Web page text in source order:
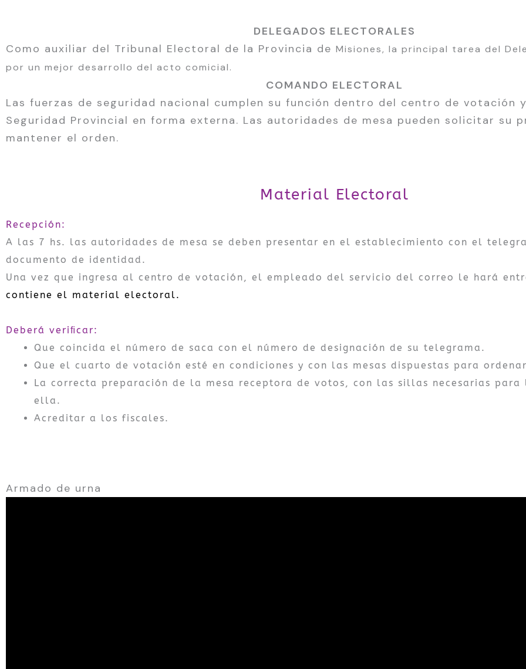
DELEGADOS ELECTORALES
Como auxiliar del Tribunal Electoral de la Provincia de Misiones, la principal tarea del
por un mejor desarrollo del acto comicial.
COMANDO ELECTORAL
Las fuerzas de seguridad nacional cumplen su función dentro del centro de votación
Seguridad Provincial en forma externa. Las autoridades de mesa pueden solicitar su
mantener el orden.
Material Electoral
Recepción:
A las 7 hs. las autoridades de mesa se deben presentar en el establecimiento con el
documento de identidad.
Una vez que ingresa al centro de votación, el empleado del servicio del correo le hará
contiene el material electoral.
Deberá veriﬁcar:
Que coincida el número de saca con el número de designación de su telegrama.
Que el cuarto de votación esté en condiciones y con las mesas dispuestas para
La correcta preparación de la mesa receptora de votos, con las sillas necesarias para
ella.
Acreditar a los fiscales.
Armado de urna